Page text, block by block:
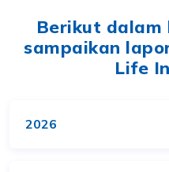
Berikut dalam
sampaikan
Life
2026